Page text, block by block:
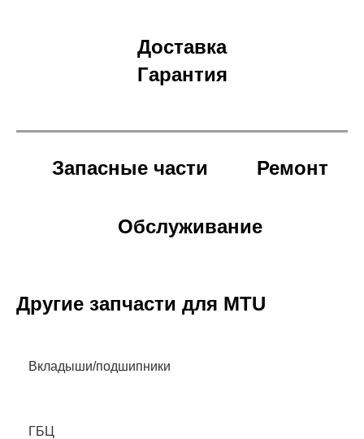
Доставка
Гарантия
Запасные части Ремонт
Обслуживание
Другие запчасти для MTU
Вкладыши/подшипники
ГБЦ